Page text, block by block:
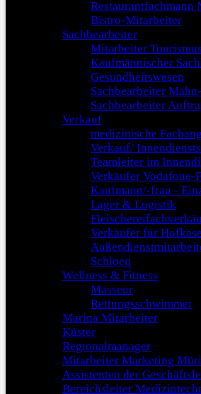
Restaurantfachmann
Bistro-Mitarbeiter
Sachbearbeiter
Mitarbeiter
Kaufmännischer
Gesundheitswesen
Sachbearbeiter
Sachbearbeiter
Verkauf
medizinische
Verkauf/
Teamleiter im
Verkäufer Vodafone-
Kaufmann/-frau -
Lager & Logistik
Verkäufer für Hofkäse
Schloen
Wellness & Fitness
Masseur
Rettungsschwimmer
Marina Mitarbeiter
Küster
Regionalmanager
Mitarbeiter Marketing
Assistenten der
Bereichsleiter